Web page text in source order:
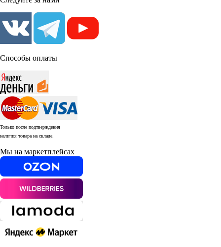
Способы оплаты
Только после подтверждения
наличия товара на складе.
Мы на маркетплейсах